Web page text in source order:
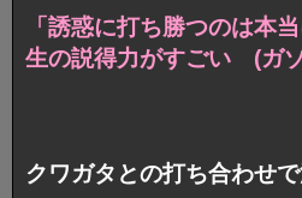
「誘惑に打ち勝つのは本
生の説得力がすごい (ガ
クワガタとの打ち合わせ